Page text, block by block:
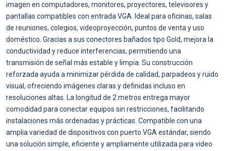
imagen en computadores, monitores, proyectores, televisores y
pantallas compatibles con entrada VGA. Ideal para oficinas, salas
de reuniones, colegios, videoproyección, puntos de venta y uso
doméstico. Gracias a sus conectores bañados tipo Gold, mejora la
conductividad y reduce interferencias, permitiendo una
transmisión de señal más estable y limpia. Su construcción
reforzada ayuda a minimizar pérdida de calidad, parpadeos y ruido
visual, ofreciendo imágenes claras y definidas incluso en
resoluciones altas. La longitud de 2 metros entrega mayor
comodidad para conectar equipos sin restricciones, facilitando
instalaciones más ordenadas y prácticas. Compatible con una
amplia variedad de dispositivos con puerto VGA estándar, siendo
una solución simple, eficiente y ampliamente utilizada para video